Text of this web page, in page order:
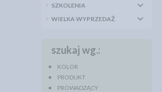
SZKOLENIA
WIELKA WYPRZEDAŻ
szukaj wg.:
KOLOR
PRODUKT
PROWADZĄCY